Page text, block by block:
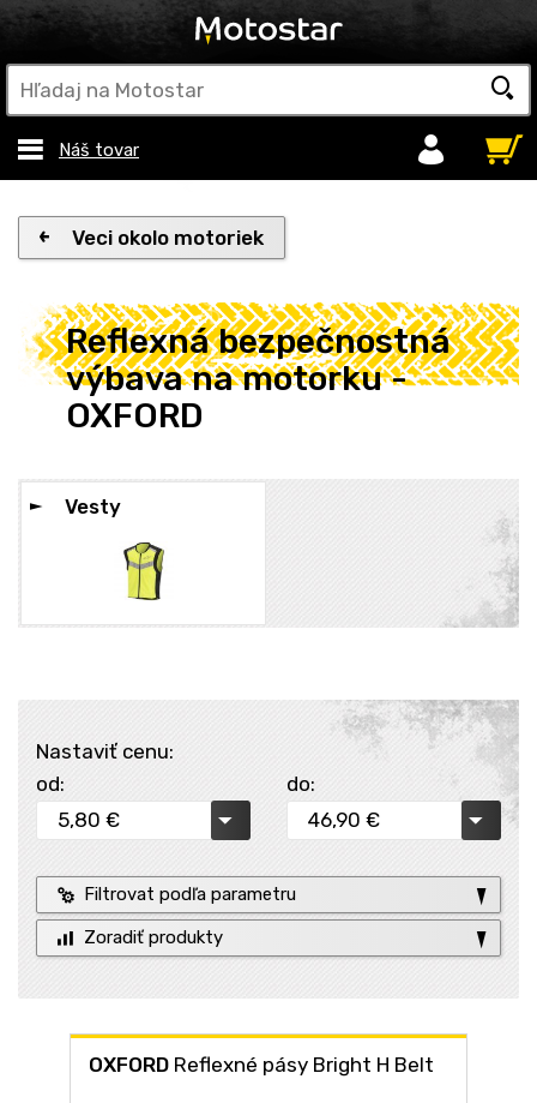
Náš tovar
Veci okolo motoriek
Reflexná bezpečnostná
výbava na motorku -
OXFORD
Vesty
Nastaviť cenu:
od:
do:
Filtrovat podľa parametru
Zoradiť produkty
OXFORD Reflexné pásy Bright H Belt